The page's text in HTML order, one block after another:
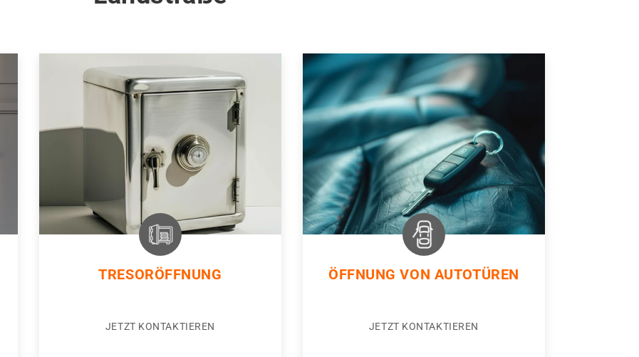
TRESORÖFFNUNG
JETZT KONTAKTIEREN
ÖFFNUNG VON AUTOTÜREN
JETZT KONTAKTIEREN